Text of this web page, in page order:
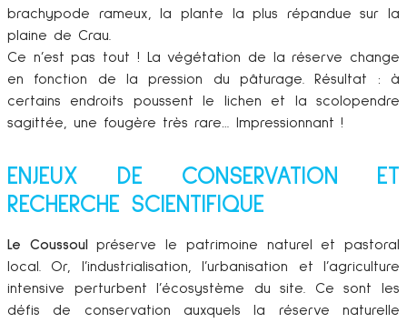
brachypode rameux, la plante la plus répandue sur la
plaine de Crau.
Ce n’est pas tout ! La végétation de la réserve change
en fonction de la pression du pâturage. Résultat : à
certains endroits poussent le lichen et la scolopendre
sagittée, une fougère très rare… Impressionnant !
ENJEUX DE CONSERVATION ET
RECHERCHE SCIENTIFIQUE
Le Coussoul
préserve le patrimoine naturel et pastoral
local. Or, l’industrialisation, l’urbanisation et l’agriculture
intensive perturbent l’écosystème du site. Ce sont les
défis de conservation auxquels la réserve naturelle